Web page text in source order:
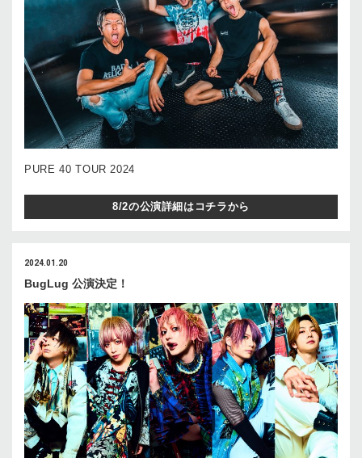
PURE 40 TOUR 2024
8/2の公演詳細はコチラから
2024.01.20
BugLug 公演決定！